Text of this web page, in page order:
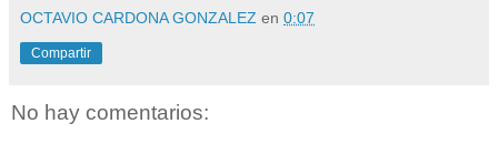
OCTAVIO CARDONA GONZALEZ en 0:07
Compartir
No hay comentarios: